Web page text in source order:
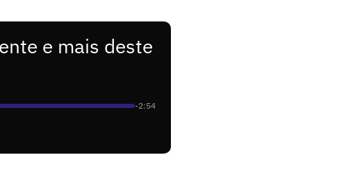
e mais deste
-2:54